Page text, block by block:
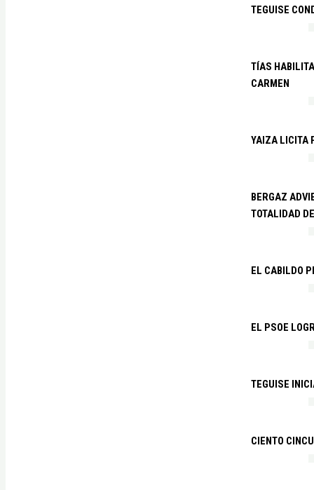
TEGUISE
TÍAS
CARMEN
YAIZA LICITA
BERGAZ
TOTALIDAD
EL CABILDO
EL PSOE
TEGUISE
CIENTO